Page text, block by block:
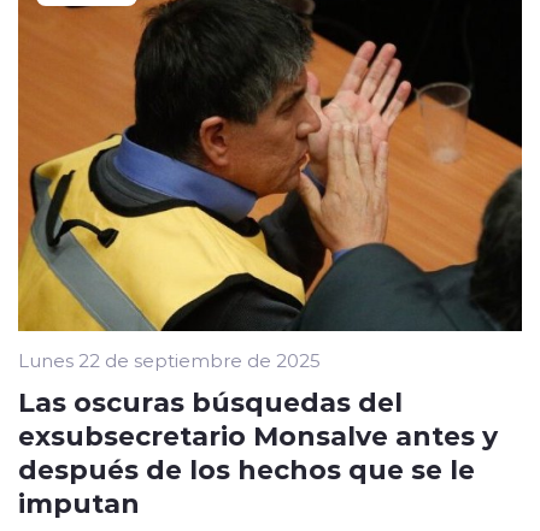
Lunes 22 de septiembre de 2025
Las oscuras búsquedas del
exsubsecretario Monsalve antes y
después de los hechos que se le
imputan